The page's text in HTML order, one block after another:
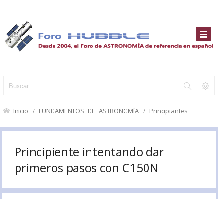
Inicio FUNDAMENTOS DE ASTRONOMÍA Principiantes
Principiente intentando dar
primeros pasos con C150N